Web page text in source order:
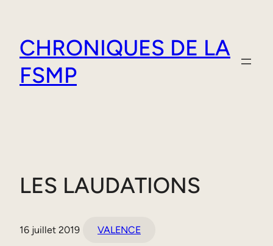
contenu
CHRONIQUES DE LA
FSMP
LES LAUDATIONS
16 juillet 2019 VALENCE